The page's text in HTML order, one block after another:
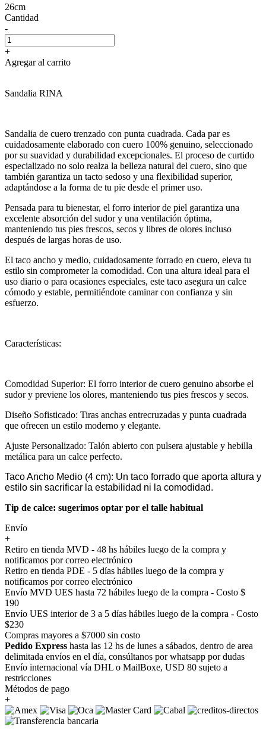
26cm
Cantidad
-
+
Agregar al carrito
Sandalia RINA
Sandalia de cuero trenzado con punta cuadrada. Cada par es
cuidadosamente elaborado con cuero 100% genuino, seleccionado
por su suavidad y durabilidad excepcionales. El proceso de curtido
especializado no solo realza la belleza natural del cuero, sino que
también garantiza un tacto sedoso y una flexibilidad superior,
adaptándose a la forma de tu pie desde el primer uso.
Pensada para tu bienestar, el forro interior de piel garantiza una
excelente absorción del sudor y una ventilación óptima,
manteniendo tus pies frescos, secos y libres de olores incluso
después de largas horas de uso.
El taco ancho y medio, cuidadosamente forrado en cuero, eleva tu
estilo sin comprometer la comodidad. Con una altura ideal para el
uso diario o para ocasiones especiales, este taco asegura un calce
cómodo y estable, permitiéndote caminar con confianza y sin
esfuerzo.
Características:
Comodidad Superior: El forro interior de cuero genuino absorbe el
sudor y previene los olores, manteniendo tus pies frescos y secos.
Diseño Sofisticado: Tiras anchas entrecruzadas y punta cuadrada
que ofrecen un estilo moderno y elegante.
Ajuste Personalizado: Talón abierto con pulsera ajustable y hebilla
metálica para un calce perfecto.
Taco Ancho Medio (4 cm): Un taco forrado que aporta altura y
estilo sin sacrificar la estabilidad ni la comodidad.
Tip de calce: sugerimos optar por el talle habitual
Envío
+
Retiro en tienda MVD - 48 hs hábiles luego de la compra y
notificamos por correo electrónico
Retiro en tienda PDE - 5 días hábiles luego de la compra y
notificamos por correo electrónico
Envío MVD UES hasta 72 hábiles luego de la compra - Costo $
190
Envío UES interior de 3 a 5 días hábiles luego de la compra - Costo
$230
Compras mayores a $7000 sin costo
Pedido Express hasta las 12 hs de lunes a sábados, dentro de area
delimitada envíos en el día, consúltanos por whatsapp por dudas
Envío internacional vía DHL o MailBoxe, USD 80 sujeto a
restricciones
Métodos de pago
+